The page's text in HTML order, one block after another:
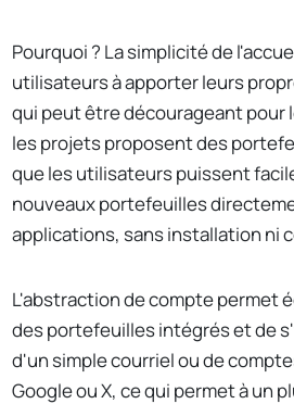
Pourquoi ? La simplicité de
utilisateurs à apporter leurs
qui peut être décourageant pour
les projets proposent des
que les utilisateurs puissent
nouveaux portefeuilles
applications, sans installation ni
L'abstraction de compte permet
des portefeuilles intégrés et de
d'un simple courriel ou de
Google ou X, ce qui permet à un